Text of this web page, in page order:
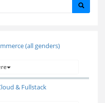
(all genders)
& Fullstack